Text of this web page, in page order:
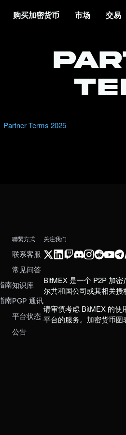
购买加密货币 市场 交易
Partner Terms 2025
南
南
聯繫方式
联系客服
常见问答
知识库
PGP 通讯
平台状态
公告
关注我们
BitMEX 是一个 P2P 加
尔共和国公司或其相关
请审慎考虑 BitMEX 的使
平台的服务。加密货币图